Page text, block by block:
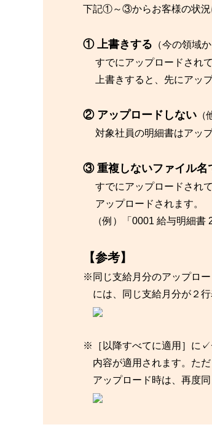
下記①～③からお客様の状況
① 上書きする （今の領域
すでにアップロードされ
上書きすると、先にアップ
② アップロードしない（
対象社員の明細書はアッ
③ 重複しないファイル名
すでにアップロードされ
アップロードされます。
（例）「0001 給与明細書
【参考】
※同じ支給月分のアップロ
には、同じ支給月分が２行
※［以降すべてに適用］に✓
内容が適用されます。ただ
アップロード時は、再度同